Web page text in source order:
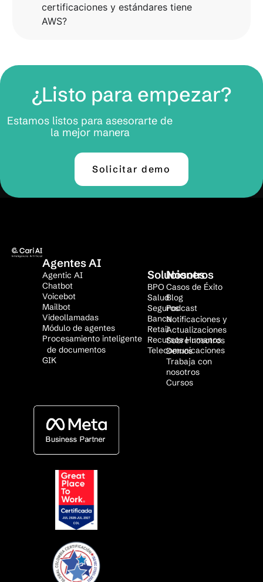
certificaciones y estándares tiene
AWS?
¿Listo para empezar?
Estamos listos para asesorarte de
la mejor manera
Solicitar demo
Agentes AI
Agentic AI
Chatbot
Voicebot
Mailbot
Videollamadas
Módulo de agentes
Procesamiento inteligente
de documentos
GIK
Soluciones
BPO
Salud
Seguros
Banca
Retail
Recursos Humanos
Telecomunicaciones
Nosotros
Casos de Éxito
Blog
Podcast
Notificaciones y
Actualizaciones
Sobre nosotros
Demos
Trabaja con
nosotros
Cursos